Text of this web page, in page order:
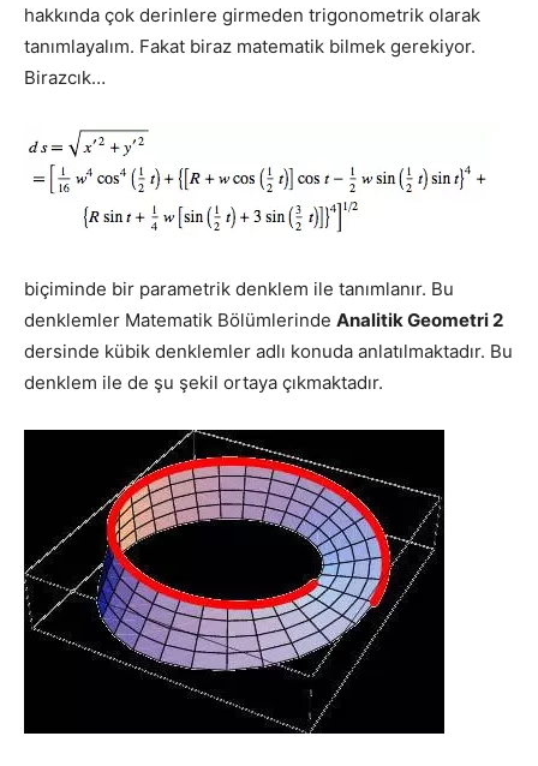
hakkında çok derinlere girmeden trigonometrik olarak
tanımlayalım. Fakat biraz matematik bilmek gerekiyor.
Birazcık…
biçiminde bir parametrik denklem ile tanımlanır. Bu
denklemler Matematik Bölümlerinde Analitik Geometri 2
dersinde kübik denklemler adlı konuda anlatılmaktadır. Bu
denklem ile de şu şekil ortaya çıkmaktadır.